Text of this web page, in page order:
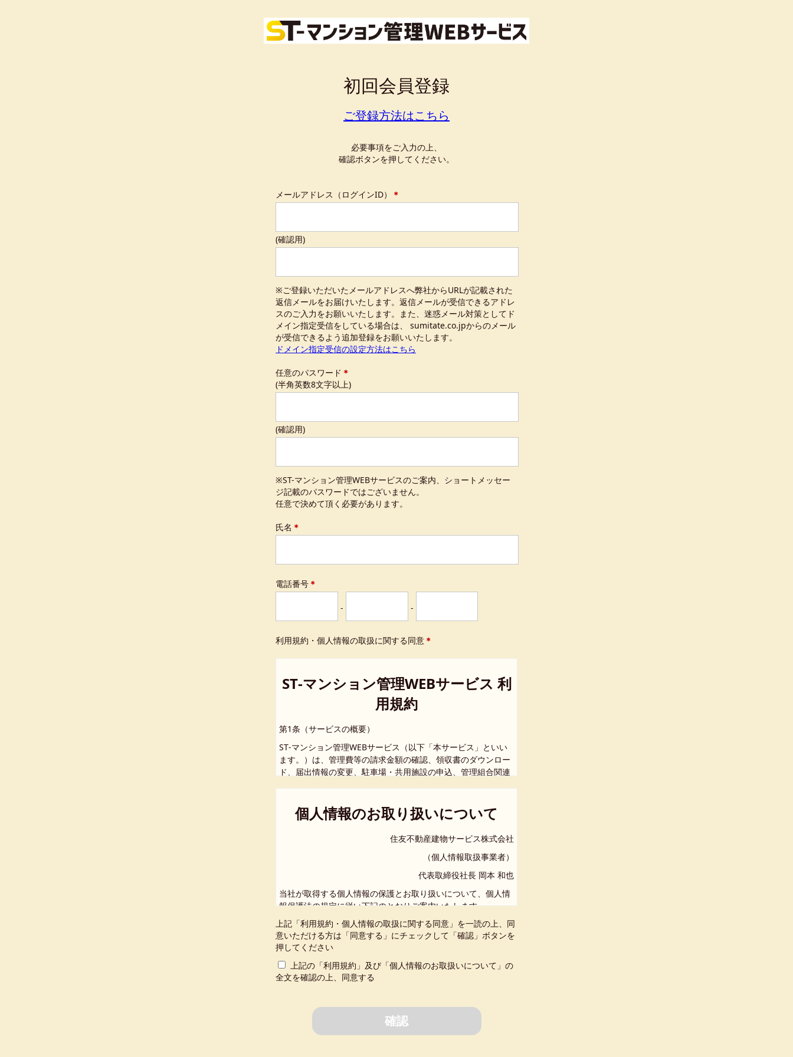
初回会員登録
ご登録方法はこちら
必要事項をご入力の上、
確認ボタンを押してください。
メールアドレス（ログインID） ＊
(確認用)
※ご登録いただいたメールアドレスへ弊社からURLが記載された
返信メールをお届けいたします。返信メールが受信できるアドレ
スのご入力をお願いいたします。また、迷惑メール対策としてド
メイン指定受信をしている場合は、 sumitate.co.jpからのメール
が受信できるよう追加登録をお願いいたします。
ドメイン指定受信の設定方法はこちら
任意のパスワード ＊
(半角英数8文字以上)
(確認用)
※ST-マンション管理WEBサービスのご案内、ショートメッセー
ジ記載のパスワードではございません。
任意で決めて頂く必要があります。
氏名 ＊
電話番号 ＊
- -
利用規約・個人情報の取扱に関する同意 ＊
ST‑マンション管理WEBサービス 利
用規約
第1条（サービスの概要）
ST‑マンション管理WEBサービス（以下「本サービス」といい
ます。）は、管理費等の請求金額の確認、領収書のダウンロー
ド、届出情報の変更、駐車場・共用施設の申込、管理組合関連
サービスです。なお、本サービスは、マンションの提携状況等
により、利用開始時期や利用可能な機能が異なる場合がありま
本サービスの会員は、当社が管理受託するマンションの区分所
有者（国内管理人含む）または賃借人で、所定の方法により登
録し、当社が承認した方とします。なお、会員登録は無料で
第3条（会員登録）
1. 会員登録の申請手続は、当社所定の登録フォームからメール
認証を行い、案内に記載の認証コード及び認証パスワードを
入力して対象住戸を認証することで完了します。
を行うことができます。届出済の携帯電話番号との一致が確
認できる場合はSMSで通知し、一致しない場合は届出住所に
郵送します。
個人情報のお取り扱いについて
住友不動産建物サービス株式会社
（個人情報取扱事業者）
代表取締役社長 岡本 和也
当社が取得する個人情報の保護とお取り扱いについて、個人情
報保護法の規定に従い下記のとおりご案内いたします。
１．個人情報の取得および利用目的
当社が取得し保有する個人情報は、以下の目的のために利用い
たします。
（1）マンション・ビル管理、工事請負、警備業等の事業に関す
（2）不動産仲介、賃貸管理等の事業に関する契約の履行および
上記「利用規約・個人情報の取扱に関する同意」を一読の上、同
意いただける方は「同意する」にチェックして「確認」ボタンを
押してください
上記の「利用規約」及び「個人情報のお取扱いについて」の
全文を確認の上、同意する